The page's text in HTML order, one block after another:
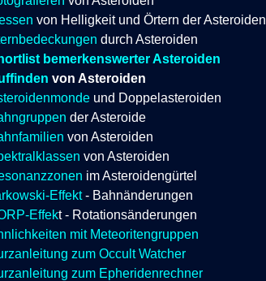
von Helligkeit und Örtern der Asteroiden
durch Asteroiden
bemerkenswerter Asteroiden
von Asteroiden
und Doppelasteroiden
der Asteroide
von Asteroiden
von Asteroiden
im Asteroidengürtel
Effekt- Bahnänderungen
Effekt - Rotationsänderungen
mit Meteoritengruppen
zum Occult Watcher
zum Epheridenrechner